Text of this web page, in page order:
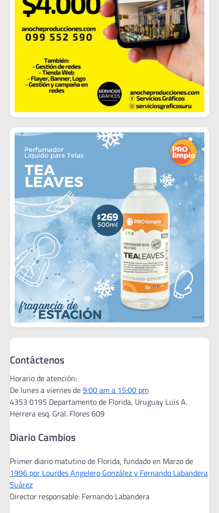
Contáctenos
Horario de atención:
De lunes a viernes de9:00 am a 15:00 pm
4353 0195 Departamento de Florida, Uruguay Luis A.
Herrera esq. Gral. Flores 609
Diario Cambios
Primer diario matutino de Florida, fundado en Marzo de
1996 por Lourdes Angelero González y Fernando Labandera
Suárez
Director responsable: Fernando Labandera